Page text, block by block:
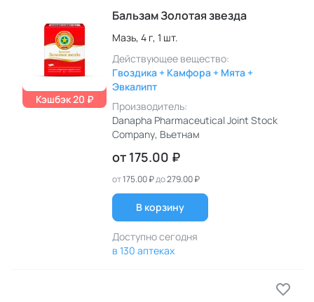
Кэшбэк 20 ₽
Бальзам Золотая звезда
Мазь, 4 г, 1 шт.
Действующее вещество:
Гвоздика + Камфора + Мята +
Эвкалипт
Производитель:
Danapha Pharmaceutical Joint Stock
Company, Вьетнам
от 175.00 ₽
от175.00 ₽до279.00 ₽
В корзину
Доступно сегодня
в 130 аптеках